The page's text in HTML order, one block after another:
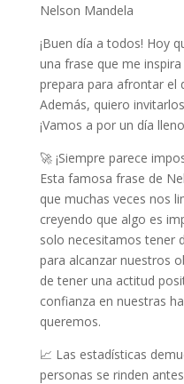
Nelson Mandela
¡Buen día a todos! Hoy
una frase que me
prepara para afrontar el
Además, quiero
¡Vamos a por un día
🚀 ¡Siempre parece
Esta famosa frase de
que muchas veces nos
creyendo que algo es
solo necesitamos tener
para alcanzar nuestros
de tener una actitud
confianza en nuestras
queremos.
📈 Las estadísticas
personas se rinden